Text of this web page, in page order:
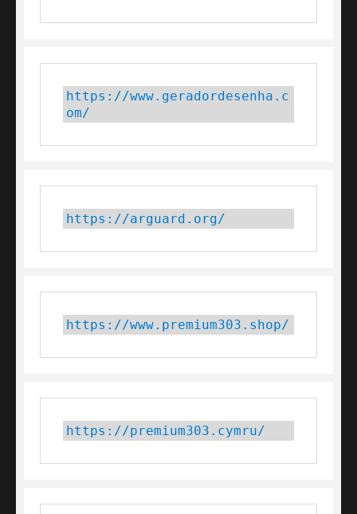
https://www.geradordesenha.c
om/
https://arguard.org/
https://www.premium303.shop/
https://premium303.cymru/